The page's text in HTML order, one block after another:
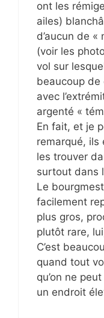
ont les
ailes)
d’aucun de
(voir les
vol sur
beaucoup
avec
argenté «
En fait, et je
remarqué, ils
les trouver
surtout dans
Le
facilement
plus gros,
plutôt rare,
C’est
quand tout
qu’on ne
un endroit